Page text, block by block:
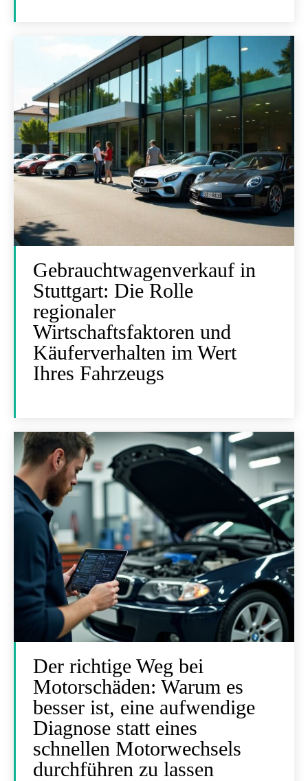
Gebrauchtwagenverkauf in
Stuttgart: Die Rolle
regionaler
Wirtschaftsfaktoren und
Käuferverhalten im Wert
Ihres Fahrzeugs
Der richtige Weg bei
Motorschäden: Warum es
besser ist, eine aufwendige
Diagnose statt eines
schnellen Motorwechsels
durchführen zu lassen